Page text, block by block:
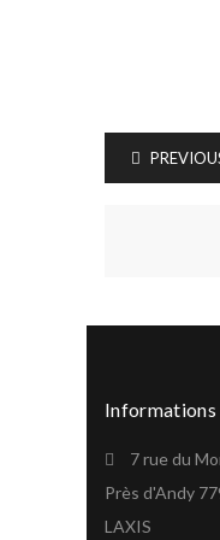
Informations
7 rue du
Près d'Andy
LAXIS